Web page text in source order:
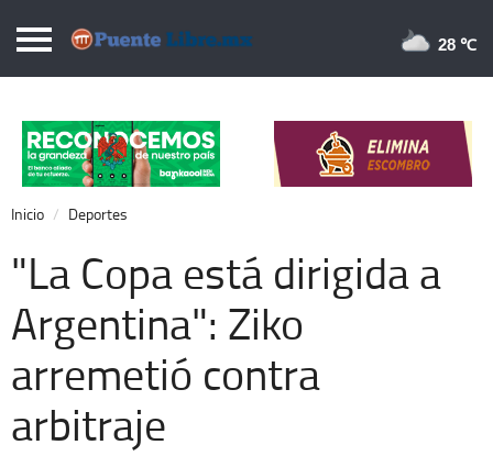
Puentelibre.mx
Local
Nacional
Opinión
Cronos
Economía
Espectáculos
Extra +
28 ℃
Inicio Deportes
"La Copa está dirigida a
Argentina": Ziko
arremetió contra
arbitraje